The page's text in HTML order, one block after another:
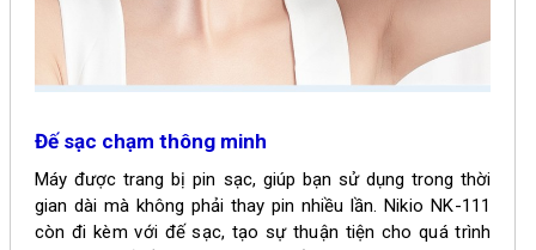
Đế sạc chạm thông minh
Máy được trang bị pin sạc, giúp bạn sử dụng trong thời
gian dài mà không phải thay pin nhiều lần. Nikio NK-111
còn đi kèm với đế sạc, tạo sự thuận tiện cho quá trình